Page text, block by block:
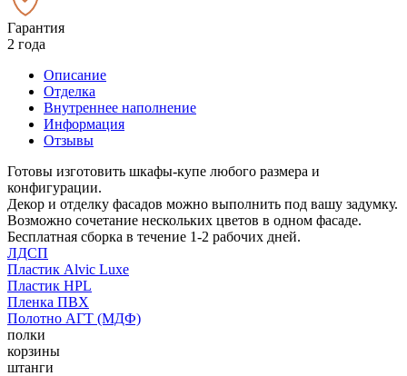
Гарантия
2 года
Описание
Отделка
Внутреннее наполнение
Информация
Отзывы
Готовы изготовить шкафы-купе любого размера и
конфигурации.
Декор и отделку фасадов можно выполнить под вашу задумку.
Возможно сочетание нескольких цветов в одном фасаде.
Бесплатная сборка в течение 1-2 рабочих дней.
ЛДСП
Пластик Alvic Luxe
Пластик HPL
Пленка ПВХ
Полотно АГТ (МДФ)
полки
корзины
штанги